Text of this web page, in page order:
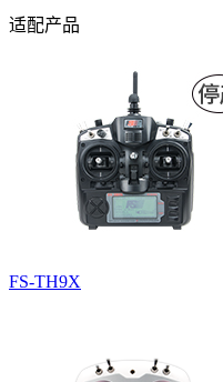
适配产品
FS-TH9X